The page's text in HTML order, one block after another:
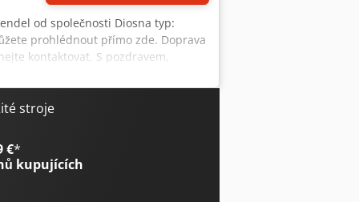
od společnosti Diosna typ:
prohlédnout přímo zde. Doprava
kontaktovat. S pozdravem,
stroje
€*
kupujících